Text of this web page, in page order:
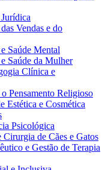
Vendas e do
Saúde Mental
Saúde da Mulher
Clínica e
Pensamento Religioso
Estética e Cosmética
Psicológica
de Cães e Gatos
e Gestão de Terapia